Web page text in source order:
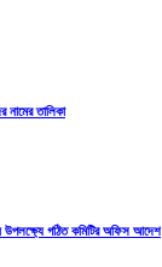
নামের তালিকা
গঠিত কমিটির অফিস আদেশ